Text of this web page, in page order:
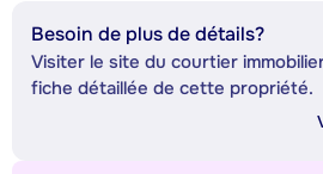
Besoin de plus de détails?
Visiter le site du courtier
fiche détaillée de cette propriété.